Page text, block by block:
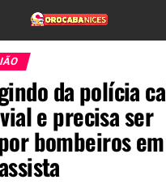
da polícia
e precisa ser
bombeiros em